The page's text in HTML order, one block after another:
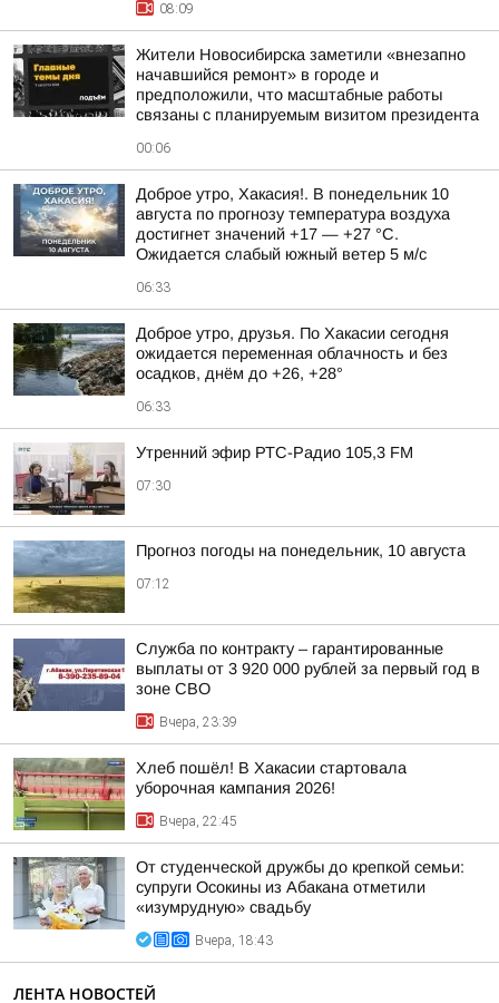
08:09
Жители Новосибирска заметили «внезапно
начавшийся ремонт» в городе и
предположили, что масштабные работы
связаны с планируемым визитом президента
00:06
Доброе утро, Хакасия!. В понедельник 10
августа по прогнозу температура воздуха
достигнет значений +17 — +27 °С.
Ожидается слабый южный ветер 5 м/с
06:33
Доброе утро, друзья. По Хакасии сегодня
ожидается переменная облачность и без
осадков, днём до +26, +28°
06:33
Утренний эфир РТС-Радио 105,3 FM
07:30
Прогноз погоды на понедельник, 10 августа
07:12
Служба по контракту – гарантированные
выплаты от 3 920 000 рублей за первый год в
зоне СВО
Вчера, 23:39
Хлеб пошёл! В Хакасии стартовала
уборочная кампания 2026!
Вчера, 22:45
От студенческой дружбы до крепкой семьи:
супруги Осокины из Абакана отметили
«изумрудную» свадьбу
Вчера, 18:43
ЛЕНТА НОВОСТЕЙ